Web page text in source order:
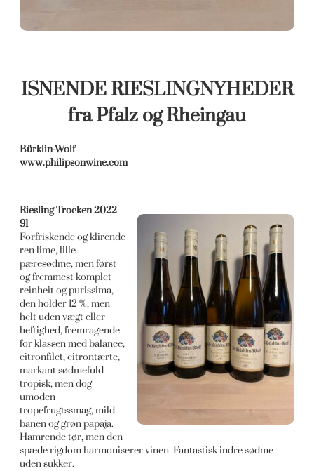
ISNENDE RIESLINGNYHEDER
fra Pfalz og Rheingau
Bürklin-Wolf
www.philipsonwine.com
Riesling Trocken 2022
91
Forfriskende og klirende
ren lime, lille
pæresødme, men først
og fremmest komplet
reinheit og purissima,
den holder 12 %, men
helt uden vægt eller
heftighed, fremragende
for klassen med balance,
citronfilet, citrontærte,
markant sødmefuld
tropisk, men dog
umoden
tropefrugtssmag, mild
banen og grøn papaja.
Hamrende tør, men den
spæde rigdom harmoniserer vinen. Fantastisk indre sødme
uden sukker.